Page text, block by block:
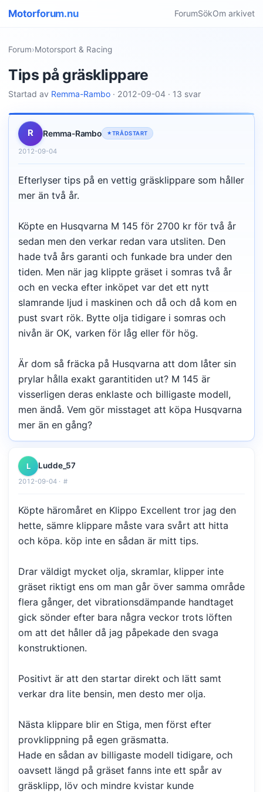
Motorforum.nu ForumSökOm arkivet
Forum›Motorsport & Racing
Tips på gräsklippare
Startad av Remma-Rambo · 2012-09-04 · 13 svar
R Remma-Rambo TRÅDSTART
2012-09-04
Efterlyser tips på en vettig gräsklippare som håller
mer än två år.
Köpte en Husqvarna M 145 för 2700 kr för två år
sedan men den verkar redan vara utsliten. Den
hade två års garanti och funkade bra under den
tiden. Men när jag klippte gräset i somras två år
och en vecka efter inköpet var det ett nytt
slamrande ljud i maskinen och då och då kom en
pust svart rök. Bytte olja tidigare i somras och
nivån är OK, varken för låg eller för hög.
Är dom så fräcka på Husqvarna att dom låter sin
prylar hålla exakt garantitiden ut? M 145 är
visserligen deras enklaste och billigaste modell,
men ändå. Vem gör misstaget att köpa Husqvarna
mer än en gång?
L Ludde_57
2012-09-04 · #
Köpte häromåret en Klippo Excellent tror jag den
hette, sämre klippare måste vara svårt att hitta
och köpa. köp inte en sådan är mitt tips.
Drar väldigt mycket olja, skramlar, klipper inte
gräset riktigt ens om man går över samma område
flera gånger, det vibrationsdämpande handtaget
gick sönder efter bara några veckor trots löften
om att det håller då jag påpekade den svaga
konstruktionen.
Positivt är att den startar direkt och lätt samt
verkar dra lite bensin, men desto mer olja.
Nästa klippare blir en Stiga, men först efter
provklippning på egen gräsmatta.
Hade en sådan av billigaste modell tidigare, och
oavsett längd på gräset fanns inte ett spår av
gräsklipp, löv och mindre kvistar kunde